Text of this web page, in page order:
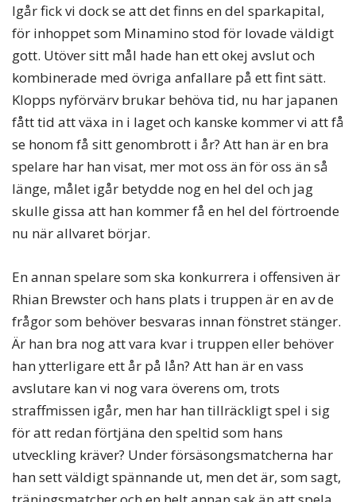
Igår fick vi dock se att det finns en del sparkapital,
för inhoppet som Minamino stod för lovade väldigt
gott. Utöver sitt mål hade han ett okej avslut och
kombinerade med övriga anfallare på ett fint sätt.
Klopps nyförvärv brukar behöva tid, nu har japanen
fått tid att växa in i laget och kanske kommer vi att få
se honom få sitt genombrott i år? Att han är en bra
spelare har han visat, mer mot oss än för oss än så
länge, målet igår betydde nog en hel del och jag
skulle gissa att han kommer få en hel del förtroende
nu när allvaret börjar.
En annan spelare som ska konkurrera i offensiven är
Rhian Brewster och hans plats i truppen är en av de
frågor som behöver besvaras innan fönstret stänger.
Är han bra nog att vara kvar i truppen eller behöver
han ytterligare ett år på lån? Att han är en vass
avslutare kan vi nog vara överens om, trots
straffmissen igår, men har han tillräckligt spel i sig
för att redan förtjäna den speltid som hans
utveckling kräver? Under försäsongsmatcherna har
han sett väldigt spännande ut, men det är, som sagt,